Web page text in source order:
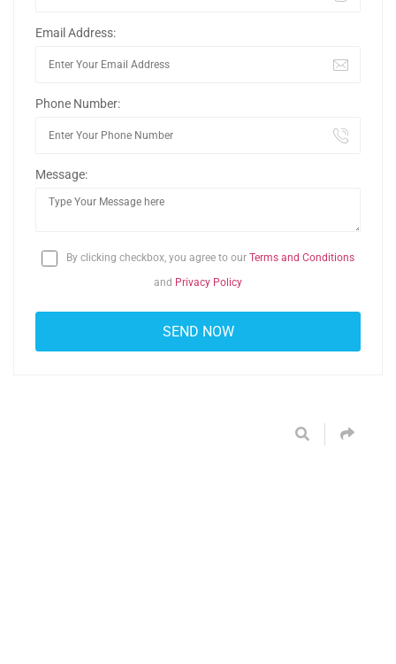
Email Address:
Phone Number:
Message:
By clicking checkbox, you agree to our Terms and Conditions
and Privacy Policy